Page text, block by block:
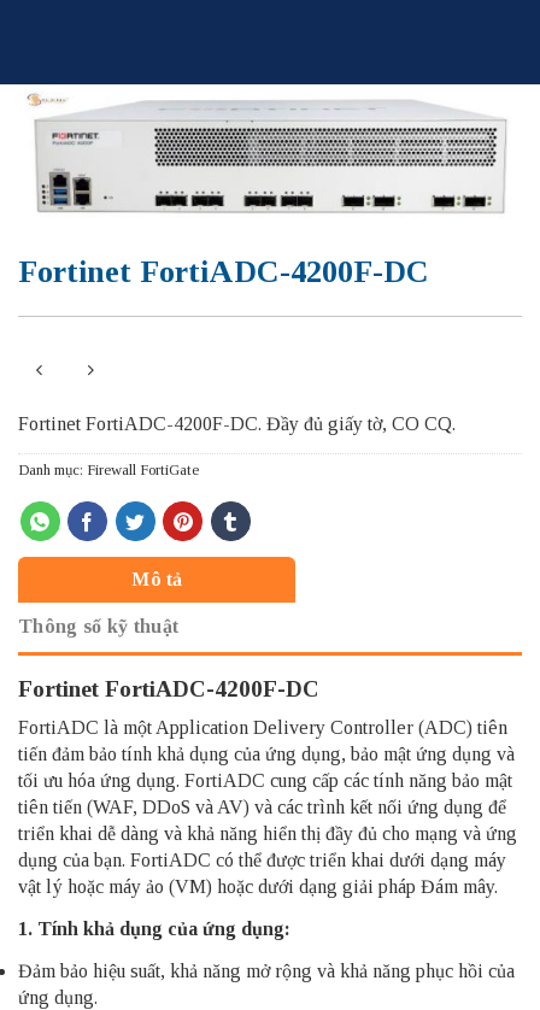
Fortinet FortiADC-4200F-DC
Fortinet FortiADC-4200F-DC. Đầy đủ giấy tờ, CO CQ.
Danh mục: Firewall FortiGate
Mô tả
Thông số kỹ thuật
Fortinet FortiADC-4200F-DC
FortiADC là một Application Delivery Controller (ADC) tiên
tiến đảm bảo tính khả dụng của ứng dụng, bảo mật ứng dụng và
tối ưu hóa ứng dụng. FortiADC cung cấp các tính năng bảo mật
tiên tiến (WAF, DDoS và AV) và các trình kết nối ứng dụng để
triển khai dễ dàng và khả năng hiển thị đầy đủ cho mạng và ứng
dụng của bạn. FortiADC có thể được triển khai dưới dạng máy
vật lý hoặc máy ảo (VM) hoặc dưới dạng giải pháp Đám mây.
1. Tính khả dụng của ứng dụng:
Đảm bảo hiệu suất, khả năng mở rộng và khả năng phục hồi của
ứng dụng.